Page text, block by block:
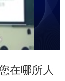
在哪所大